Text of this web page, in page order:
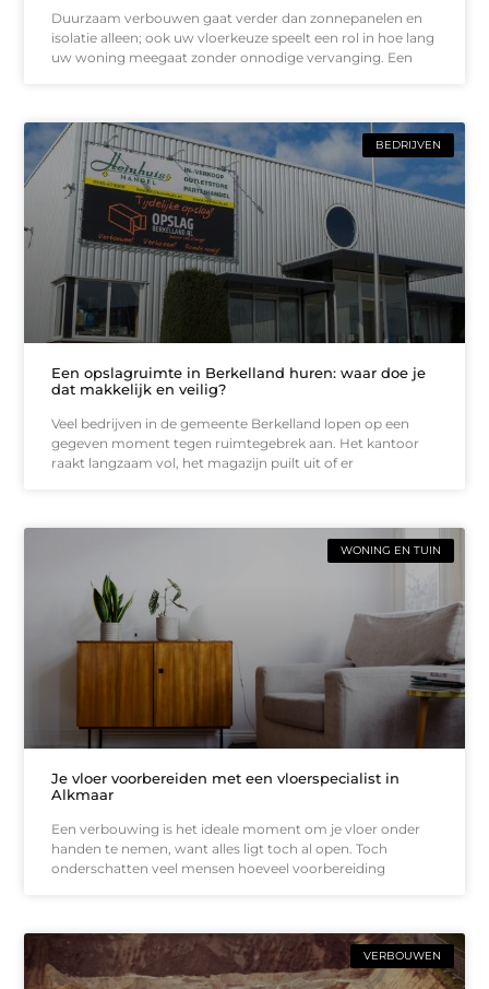
Duurzaam verbouwen gaat verder dan zonnepanelen en
isolatie alleen; ook uw vloerkeuze speelt een rol in hoe lang
uw woning meegaat zonder onnodige vervanging. Een
BEDRIJVEN
Een opslagruimte in Berkelland huren: waar doe je
dat makkelijk en veilig?
Veel bedrijven in de gemeente Berkelland lopen op een
gegeven moment tegen ruimtegebrek aan. Het kantoor
raakt langzaam vol, het magazijn puilt uit of er
WONING EN TUIN
Je vloer voorbereiden met een vloerspecialist in
Alkmaar
Een verbouwing is het ideale moment om je vloer onder
handen te nemen, want alles ligt toch al open. Toch
onderschatten veel mensen hoeveel voorbereiding
VERBOUWEN